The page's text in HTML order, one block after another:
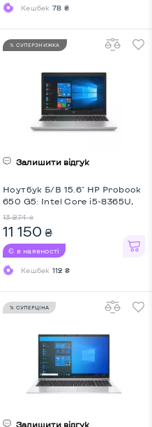
Кешбек 78 ₴
% СУПЕРЗНИЖКА
Залишити відгук
Ноутбук Б/В 15.6" HP Probook
650 G5: Intel Core i5-8365U,
13 274 ₴
11 150 ₴
Є в наявності
Кешбек 112 ₴
% СУПЕРЦІНА
Залишити відгук